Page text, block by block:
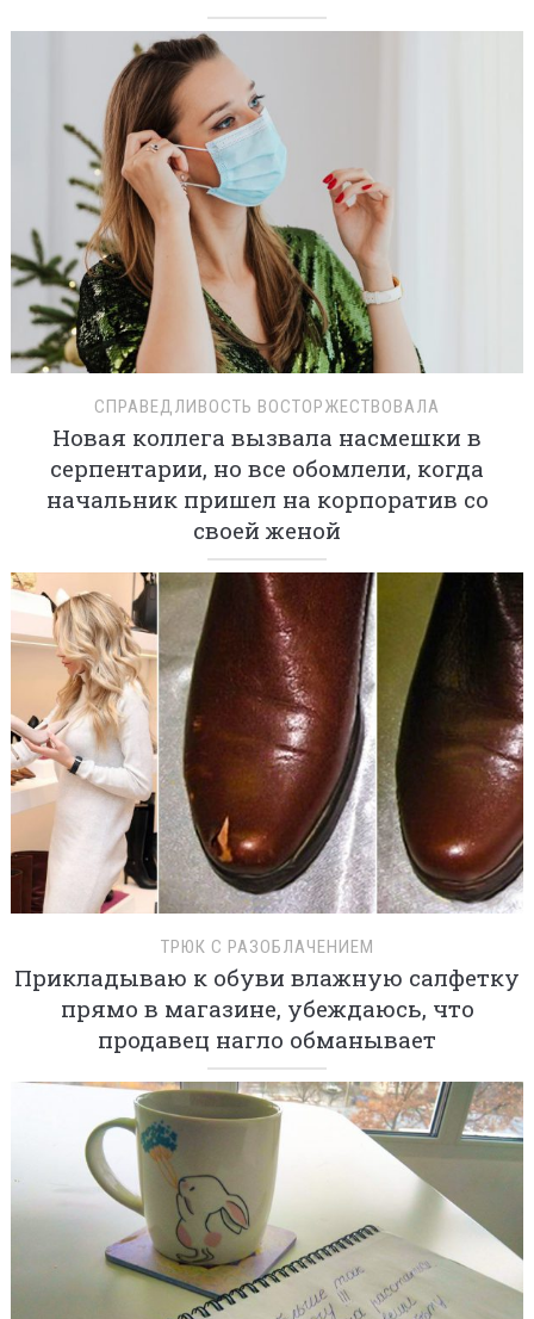
СПРАВЕДЛИВОСТЬ ВОСТОРЖЕСТВОВАЛА
Новая коллега вызвала насмешки в
серпентарии, но все обомлели, когда
начальник пришел на корпоратив со
своей женой
ТРЮК С РАЗОБЛАЧЕНИЕМ
Прикладываю к обуви влажную салфетку
прямо в магазине, убеждаюсь, что
продавец нагло обманывает